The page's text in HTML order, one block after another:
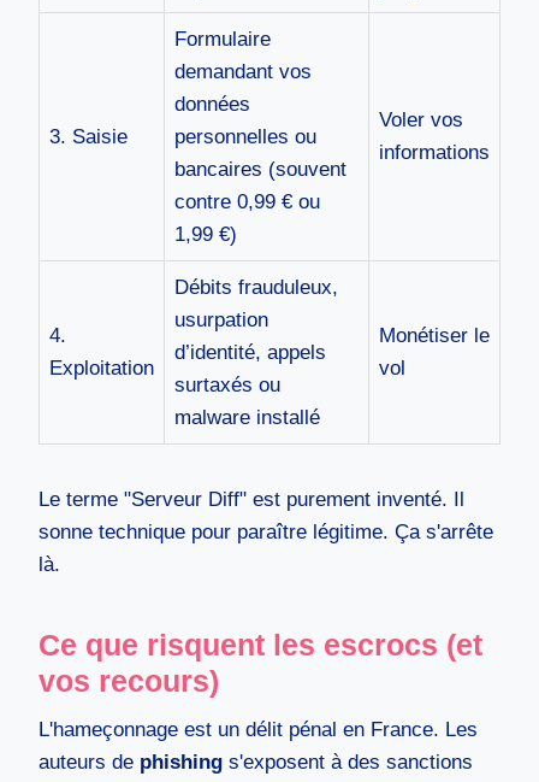
3. Saisie
Formulaire
demandant vos
données
personnelles ou
bancaires (souvent
contre 0,99 € ou
1,99 €)
Voler vos
informations
4.
Exploitation
Débits frauduleux,
usurpation
d’identité, appels
surtaxés ou
malware installé
Monétiser le
vol
Le terme "Serveur Diff" est purement inventé. Il
sonne technique pour paraître légitime. Ça s'arrête
là.
Ce que risquent les escrocs (et
vos recours)
L'hameçonnage est un délit pénal en France. Les
auteurs de phishing s'exposent à des sanctions